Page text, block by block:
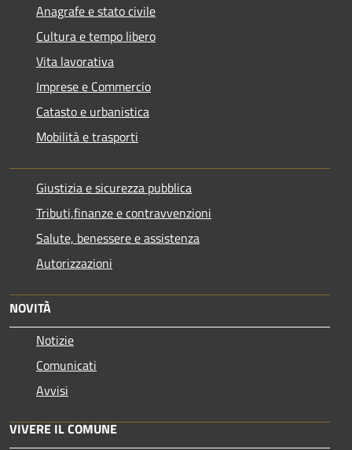
Anagrafe e stato civile
Cultura e tempo libero
Vita lavorativa
Imprese e Commercio
Catasto e urbanistica
Mobilità e trasporti
Giustizia e sicurezza pubblica
Tributi,finanze e contravvenzioni
Salute, benessere e assistenza
Autorizzazioni
NOVITÀ
Notizie
Comunicati
Avvisi
VIVERE IL COMUNE